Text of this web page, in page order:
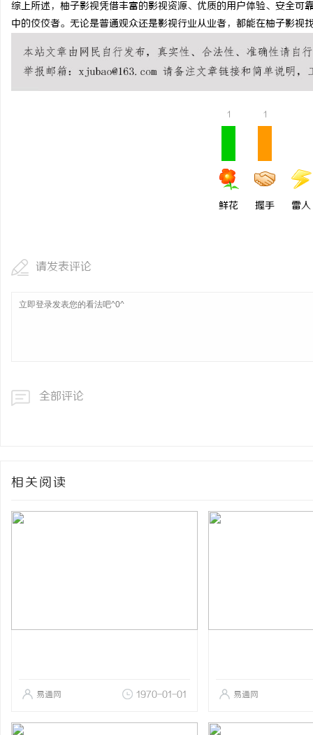
综上所述，柚子影视凭借丰富的影视资源、优质的用户体验、安全
中的佼佼者。无论是普通观众还是影视行业从业者，都能在柚子影视
1
鲜花
1
握手 雷人
请发表评论
全部评论
相关阅读
易通网 1970-01-01 易通网
温婉灵动，一眼万年！
气质加分项